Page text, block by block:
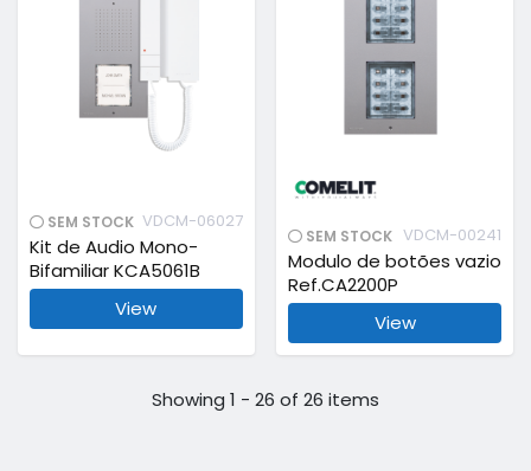
SEM STOCK VDCM-06027
Kit de Audio Mono-
Bifamiliar KCA5061B
View
SEM STOCK VDCM-00241
Modulo de botões vazio
Ref.CA2200P
View
Showing 1 - 26 of 26 items